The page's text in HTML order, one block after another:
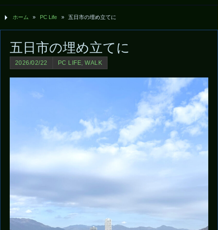
ホーム » PC Life » 五日市の埋め立てに
五日市の埋め立てに
2026/02/22 PC LIFE,WALK